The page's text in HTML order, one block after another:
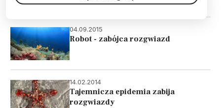
04.09.2015
Robot - zabójca rozgwiazd
14.02.2014
Tajemnicza epidemia zabija
rozgwiazdy